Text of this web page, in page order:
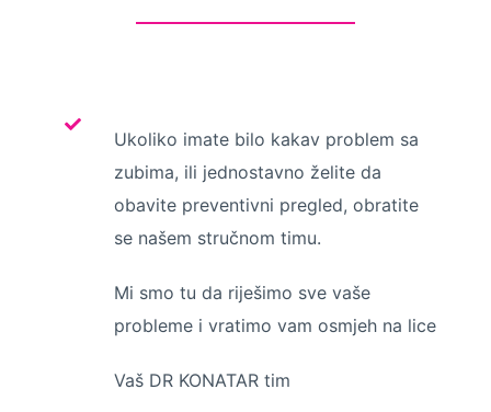
Ukoliko imate bilo kakav problem sa
zubima, ili jednostavno želite da
obavite preventivni pregled, obratite
se našem stručnom timu.
Mi smo tu da riješimo sve vaše
probleme i vratimo vam osmjeh na lice
Vaš DR KONATAR tim